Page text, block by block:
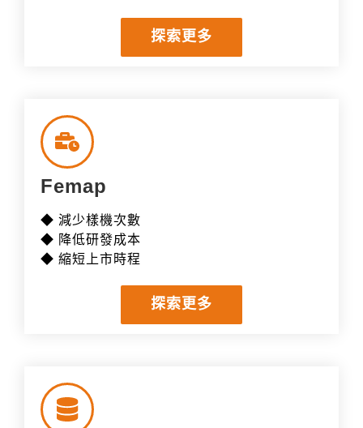
探索更多
Femap
◆ 減少樣機次數
◆ 降低研發成本
◆ 縮短上市時程
探索更多